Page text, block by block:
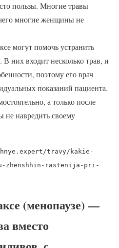
пользы. Многие травы
многие женщины не
могут помочь устранить
В них входит несколько трав, и
поэтому его врач
показаний пациента.
а только после
не навредить своему
travy/kakie-
zhenshhin-rastenija-pri-
(менопаузе) —
вместо